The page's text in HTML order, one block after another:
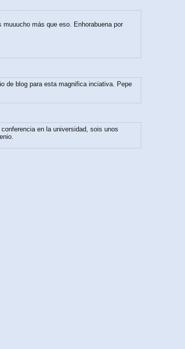
más que eso. Enhorabuena por
de blog para esta magnifica inciativa. Pepe
en la universidad, sois unos